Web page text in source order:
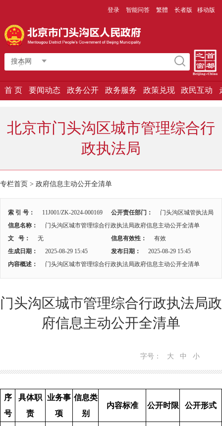
登录 智能问答 繁體 长者版 移动版
搜本网
首 页 要闻动态 政务公开 政务服务 政策兑现 政民互动
北京市门头沟区城市管理综合行
政执法局
专栏首页 > 政府信息主动公开全清单
索 引 号： 11J001/ZK-2024-000169 公开责任部门：
门头沟区城管执法局
信息名称：
门头沟区城市管理综合行政执法局政府信息主动公开全清单
文 号：
无 信息有效性：
有效
生成日期：
2025-08-29 15:45 发布日期：
2025-08-29 15:45
内容概述：
门头沟区城市管理综合行政执法局政府信息主动公开全清单
门头沟区城市管理综合行政执法局政
府信息主动公开全清单
字号： 大 中 小
序
号
具体职
责
业务事
项
信息类
别
内容标准 公开时限 公开形式